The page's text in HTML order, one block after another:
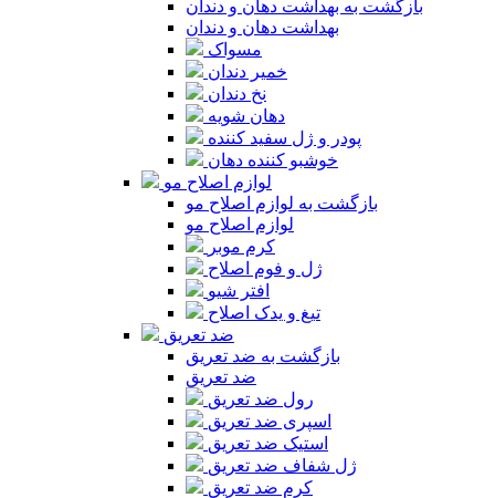
بازگشت به بهداشت دهان و دندان
بهداشت دهان و دندان
مسواک
خمیر دندان
نخ دندان
دهان شویه
پودر و ژل سفید کننده
خوشبو کننده دهان
لوازم اصلاح مو
بازگشت به لوازم اصلاح مو
لوازم اصلاح مو
کرم موبر
ژل و فوم اصلاح
افتر شیو
تیغ و یدک اصلاح
ضد تعریق
بازگشت به ضد تعریق
ضد تعریق
رول ضد تعریق
اسپری ضد تعریق
استیک ضد تعریق
ژل شفاف ضد تعریق
کرم ضد تعریق